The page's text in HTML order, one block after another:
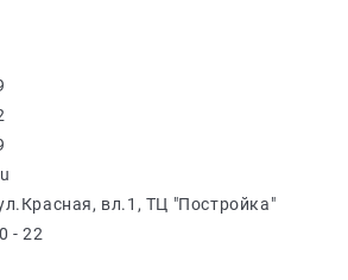
вл.1, ТЦ "Постройка"
- 22